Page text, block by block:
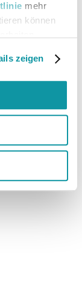
mehr
können
zeigen